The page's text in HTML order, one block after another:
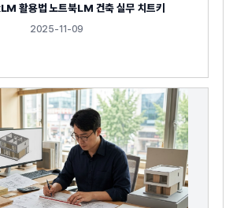
활용법 노트북LM 건축 실무 치트키
2025-11-09